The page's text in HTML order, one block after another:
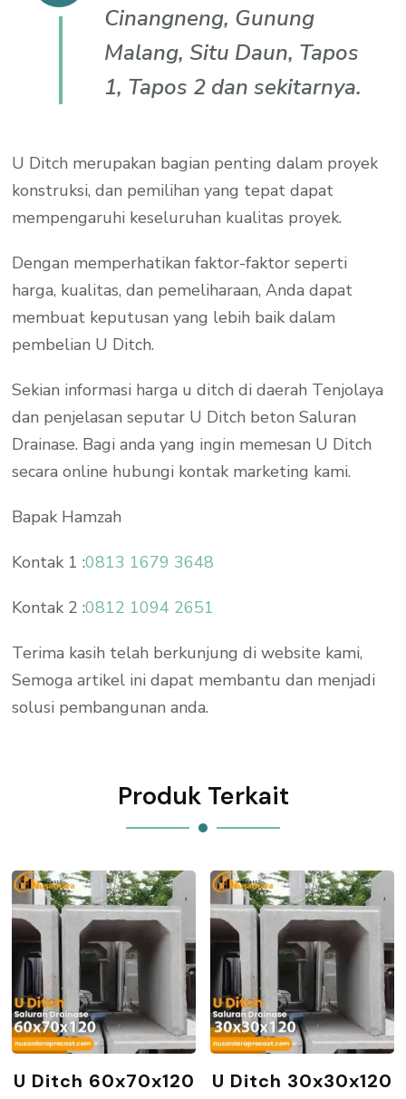
Cinangneng, Gunung
Malang, Situ Daun, Tapos
1, Tapos 2 dan sekitarnya.
U Ditch merupakan bagian penting dalam proyek
konstruksi, dan pemilihan yang tepat dapat
mempengaruhi keseluruhan kualitas proyek.
Dengan memperhatikan faktor-faktor seperti
harga, kualitas, dan pemeliharaan, Anda dapat
membuat keputusan yang lebih baik dalam
pembelian U Ditch.
Sekian informasi harga u ditch di daerah Tenjolaya
dan penjelasan seputar U Ditch beton Saluran
Drainase. Bagi anda yang ingin memesan U Ditch
secara online hubungi kontak marketing kami.
Bapak Hamzah
Kontak 1 :0813 1679 3648
Kontak 2 :0812 1094 2651
Terima kasih telah berkunjung di website kami,
Semoga artikel ini dapat membantu dan menjadi
solusi pembangunan anda.
Produk Terkait
U Ditch 60x70x120 U Ditch 30x30x120